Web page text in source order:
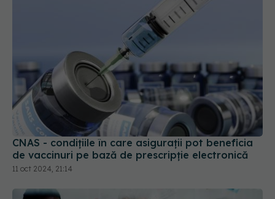
CNAS - condițiile în care asigurații pot beneficia
de vaccinuri pe bază de prescripție electronică
11 oct 2024, 21:14